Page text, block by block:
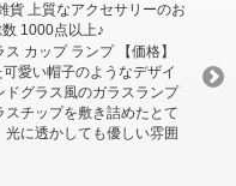
貨 上質なアクセサリーのお
1000点以上♪
カップ ランプ 【価格】
愛い帽子のようなデザイ
ドグラス風のガラスランプ
チップを敷き詰めたとて
に透かしても優しい雰囲